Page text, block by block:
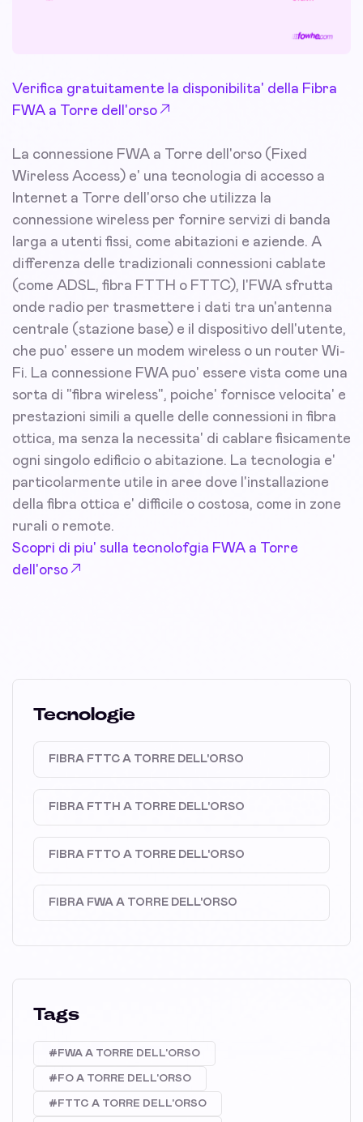
Verifica gratuitamente la disponibilita' della Fibra
FWA a Torre dell'orso
La connessione FWA a Torre dell'orso (Fixed
Wireless Access) e' una tecnologia di accesso a
Internet a Torre dell'orso che utilizza la
connessione wireless per fornire servizi di banda
larga a utenti fissi, come abitazioni e aziende. A
differenza delle tradizionali connessioni cablate
(come ADSL, fibra FTTH o FTTC), l'FWA sfrutta
onde radio per trasmettere i dati tra un'antenna
centrale (stazione base) e il dispositivo dell'utente,
che puo' essere un modem wireless o un router Wi-
Fi. La connessione FWA puo' essere vista come una
sorta di "fibra wireless", poiche' fornisce velocita' e
prestazioni simili a quelle delle connessioni in fibra
ottica, ma senza la necessita' di cablare fisicamente
ogni singolo edificio o abitazione. La tecnologia e'
particolarmente utile in aree dove l'installazione
della fibra ottica e' difficile o costosa, come in zone
rurali o remote.
Scopri di piu' sulla tecnolofgia FWA a Torre
dell'orso
Tecnologie
FIBRA FTTC A TORRE DELL'ORSO
FIBRA FTTH A TORRE DELL'ORSO
FIBRA FTTO A TORRE DELL'ORSO
FIBRA FWA A TORRE DELL'ORSO
Tags
#FWA A TORRE DELL'ORSO
#FO A TORRE DELL'ORSO
#FTTC A TORRE DELL'ORSO